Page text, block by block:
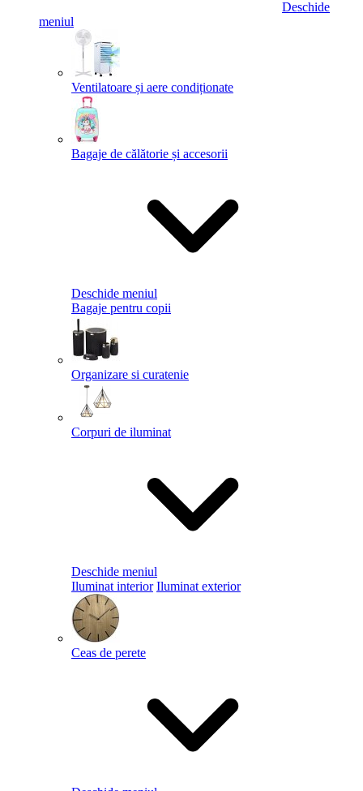
Deschide
meniul
Ventilatoare și aere condiționate
Bagaje de călătorie și accesorii
Deschide meniul
Bagaje pentru copii
Organizare si curatenie
Corpuri de iluminat
Deschide meniul
Iluminat interior Iluminat exterior
Ceas de perete